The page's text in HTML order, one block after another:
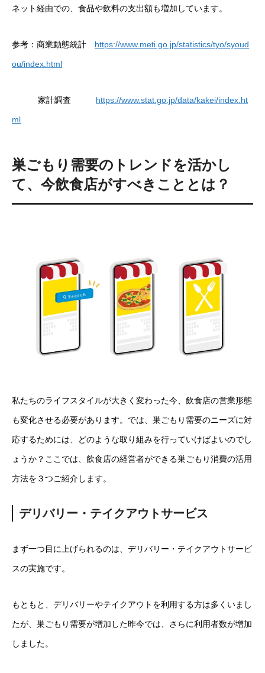
ネット経由での、食品や飲料の支出額も増加しています。
参考：商業動態統計 https://www.meti.go.jp/statistics/tyo/syoud
ou/index.html
家計調査 https://www.stat.go.jp/data/kakei/index.ht
ml
巣ごもり需要のトレンドを活かし
て、今飲食店がすべきこととは？
私たちのライフスタイルが大きく変わった今、飲食店の営業形態
も変化させる必要があります。では、巣ごもり需要のニーズに対
応するためには、どのような取り組みを行っていけばよいのでし
ょうか？ここでは、飲食店の経営者ができる巣ごもり消費の活用
方法を３つご紹介します。
デリバリー・テイクアウトサービス
まず一つ目に上げられるのは、デリバリー・テイクアウトサービ
スの実施です。
もともと、デリバリーやテイクアウトを利用する方は多くいまし
たが、巣ごもり需要が増加した昨今では、さらに利用者数が増加
しました。